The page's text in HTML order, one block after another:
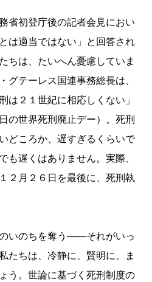
省初登庁後の記者会見におい
は適当ではない」と回答され
ちは、たいへん憂慮していま
グテーレス国連事務総長は、
２１世紀に相応しくない」
の世界死刑廃止デー）。死刑
どころか、遅すぎるくらいで
も遅くはありません。実際、
２月２６日を最後に、死刑執
いのちを奪う――それがいっ
たちは、冷静に、賢明に、ま
う。世論に基づく死刑制度の